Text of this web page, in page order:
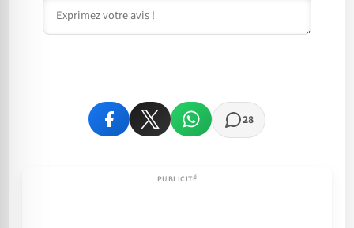
Commentaire
28